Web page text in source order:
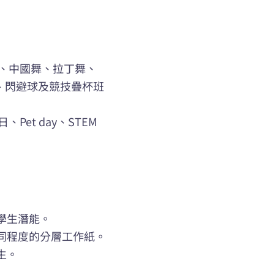
中國舞、拉丁舞、
避球及競技疊杯班
、Pet day、STEM
潛能。
度的分層工作紙。
。